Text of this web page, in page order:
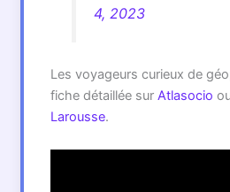
4, 2023
Les voyageurs curieux de
fiche détaillée sur Atlasocio
Larousse.